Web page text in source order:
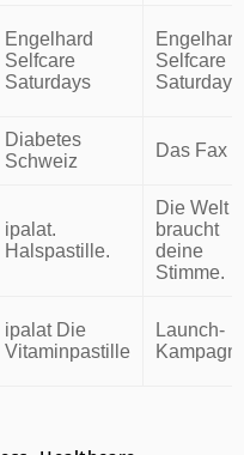
Engelhard
Selfcare
Saturdays
Engelhard
Selfcare
Saturdays
Diabetes
Schweiz
Das Fax
ipalat.
Halspastille.
Die Welt
braucht
deine
Stimme.
ipalat Die
Vitaminpastille
Launch-